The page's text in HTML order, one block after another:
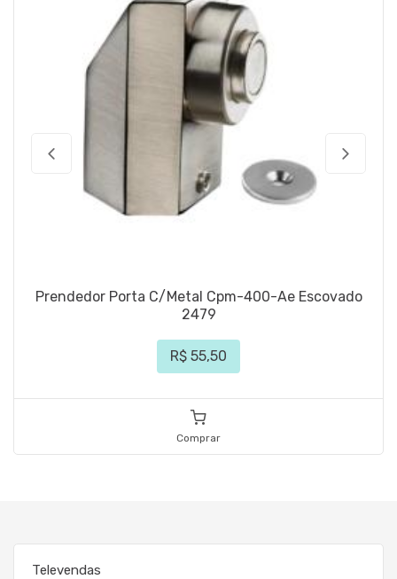
Prendedor Porta C/Metal Cpm-400-Ae Escovado
2479
R$ 55,50
Comprar
Televendas